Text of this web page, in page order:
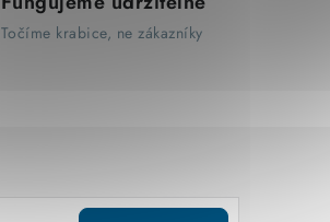
Točíme krabice, ne zákazníky